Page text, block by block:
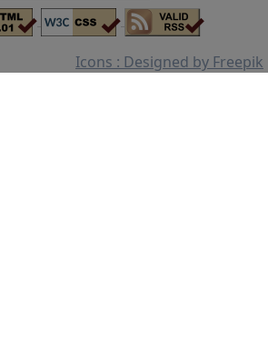
Icons : Designed by Freepik